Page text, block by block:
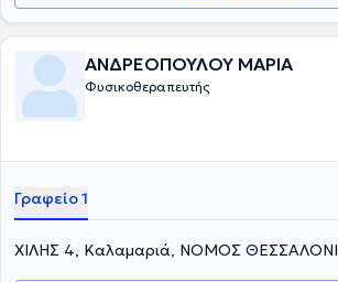
ΑΝΔΡΕΟΠΟΥΛΟΥ ΜΑΡΙΑ
Φυσικοθεραπευτής
Γραφείο 1
ΧΙΛΗΣ 4, Καλαμαριά, ΝΟΜΟΣ